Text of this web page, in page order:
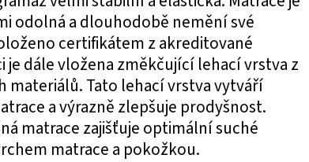
odolná a dlouhodobě nemění své
certifikátem z akreditované
je dále vložena změkčující lehací vrstva z
materiálů. Tato lehací vrstva vytváří
a výrazně zlepšuje prodyšnost.
matrace zajišťuje optimální suché
matrace a pokožkou.